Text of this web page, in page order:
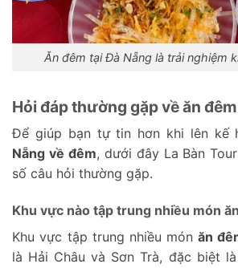
Ăn đêm tại Đà Nẵng là trải nghiệm
Hỏi đáp thường gặp về ăn
Để giúp bạn tự tin hơn khi lên kế
Nẵng về đêm, dưới đây La Bàn
số câu hỏi thường gặp.
Khu vực nào tập trung nhiều món
Khu vực tập trung nhiều món ăn
là Hải Châu và Sơn Trà, đặc biệt